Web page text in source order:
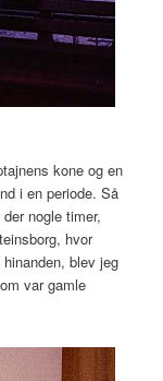
kone og en
i en periode. Så
nogle timer,
hvor
blev jeg
var gamle